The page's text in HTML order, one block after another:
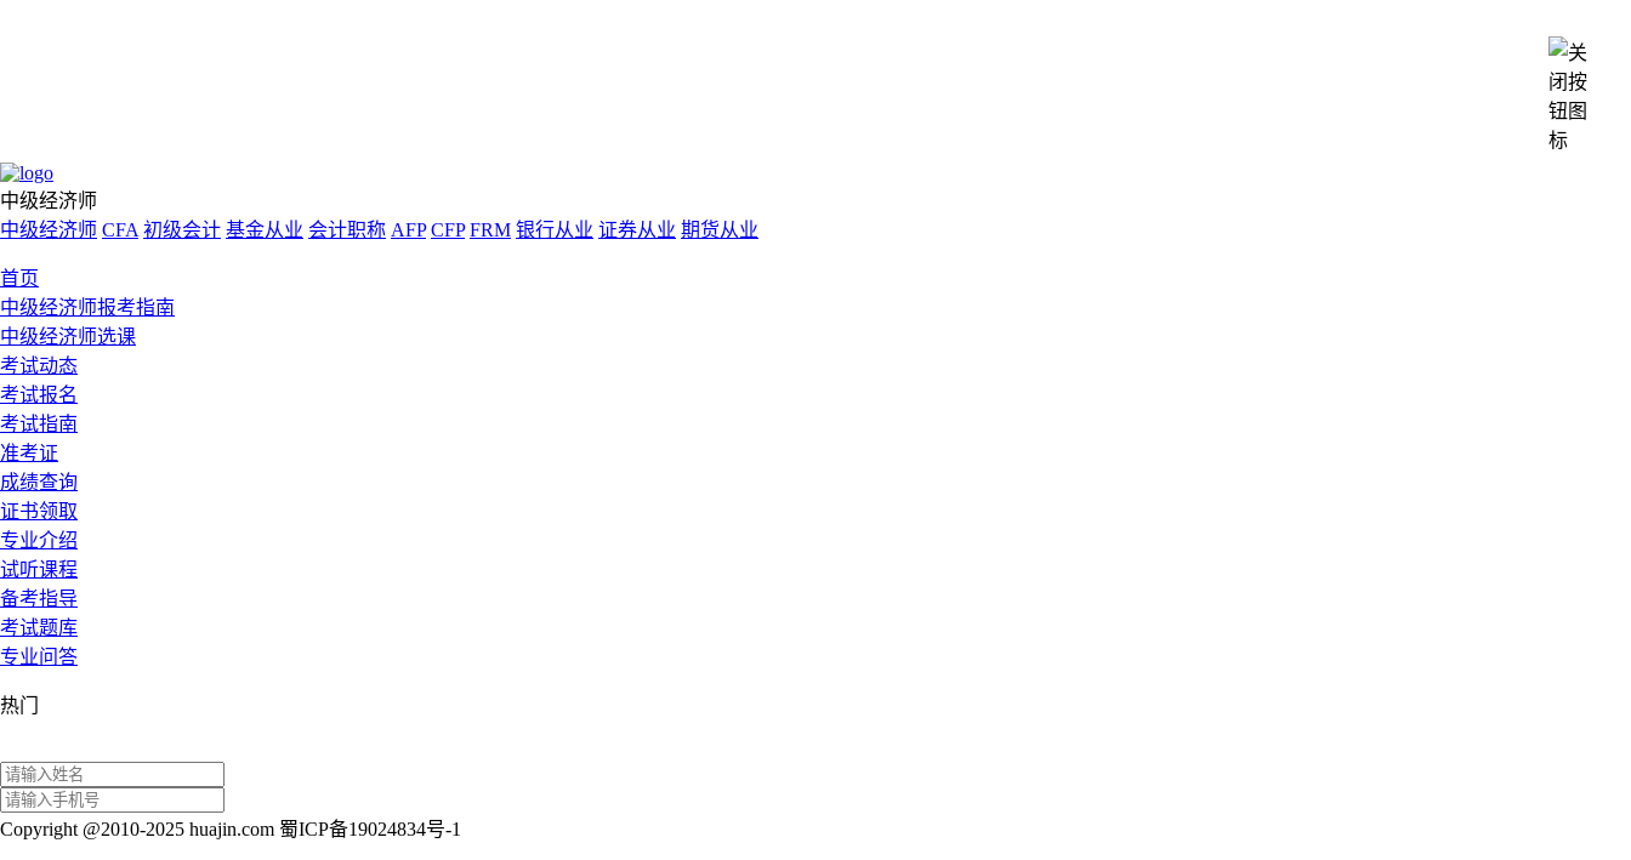
中级经济师
中级经济师 CFA 初级会计 基金从业 会计职称 AFP CFP FRM 银行从业 证券从业 期货从业
首页
中级经济师报考指南
中级经济师选课
考试动态
考试报名
考试指南
准考证
成绩查询
证书领取
专业介绍
试听课程
备考指导
考试题库
专业问答
热门
Copyright @2010-2025 huajin.com 蜀ICP备19024834号-1